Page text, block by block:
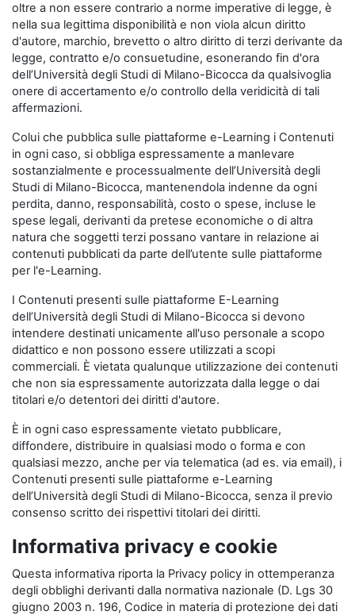
oltre a non essere contrario a norme imperative di legge, è
nella sua legittima disponibilità e non viola alcun diritto
d'autore, marchio, brevetto o altro diritto di terzi derivante da
legge, contratto e/o consuetudine, esonerando fin d'ora
dell’Università degli Studi di Milano-Bicocca da qualsivoglia
onere di accertamento e/o controllo della veridicità di tali
affermazioni.
Colui che pubblica sulle piattaforme e-Learning i Contenuti
in ogni caso, si obbliga espressamente a manlevare
sostanzialmente e processualmente dell’Università degli
Studi di Milano-Bicocca, mantenendola indenne da ogni
perdita, danno, responsabilità, costo o spese, incluse le
spese legali, derivanti da pretese economiche o di altra
natura che soggetti terzi possano vantare in relazione ai
contenuti pubblicati da parte dell’utente sulle piattaforme
per l'e-Learning.
I Contenuti presenti sulle piattaforme E-Learning
dell’Università degli Studi di Milano-Bicocca si devono
intendere destinati unicamente all'uso personale a scopo
didattico e non possono essere utilizzati a scopi
commerciali. È vietata qualunque utilizzazione dei contenuti
che non sia espressamente autorizzata dalla legge o dai
titolari e/o detentori dei diritti d'autore.
È in ogni caso espressamente vietato pubblicare,
diffondere, distribuire in qualsiasi modo o forma e con
qualsiasi mezzo, anche per via telematica (ad es. via email), i
Contenuti presenti sulle piattaforme e-Learning
dell’Università degli Studi di Milano-Bicocca, senza il previo
consenso scritto dei rispettivi titolari dei diritti.
Informativa privacy e cookie
Questa informativa riporta la Privacy policy in ottemperanza
degli obblighi derivanti dalla normativa nazionale (D. Lgs 30
giugno 2003 n. 196, Codice in materia di protezione dei dati